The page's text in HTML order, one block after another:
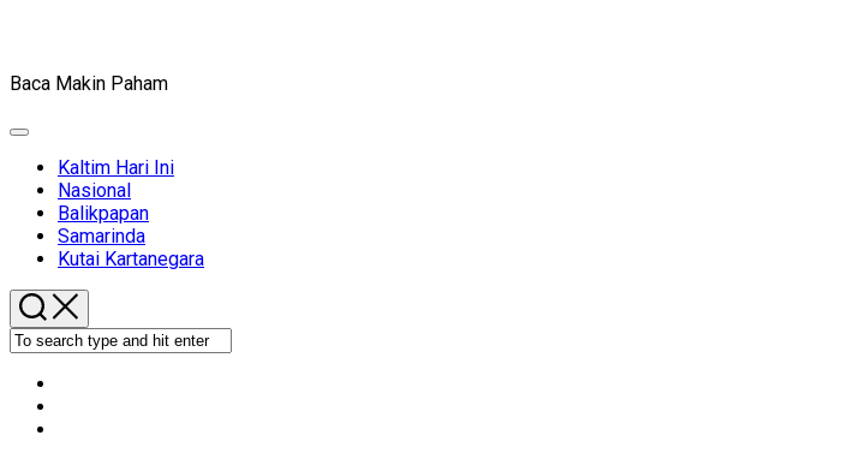
Baca Makin Paham
Expand
Kaltim Hari Ini
Nasional
Balikpapan
Samarinda
Kutai Kartanegara